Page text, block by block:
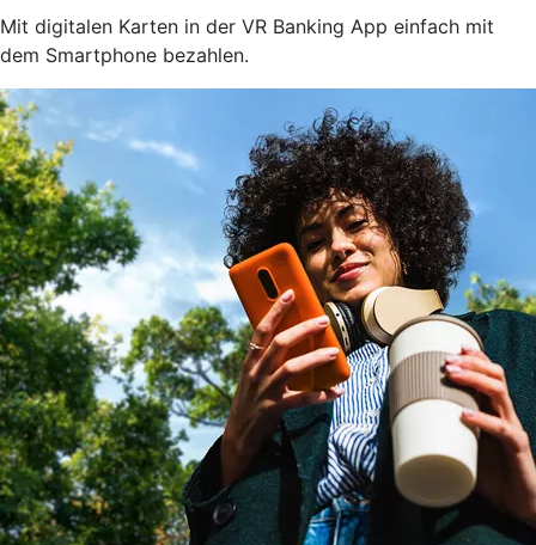
Mit digitalen Karten in der VR Banking App einfach mit
dem Smartphone bezahlen.